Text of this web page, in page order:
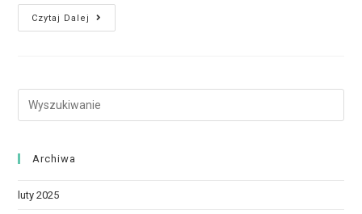
Czytaj Dalej
Archiwa
luty 2025